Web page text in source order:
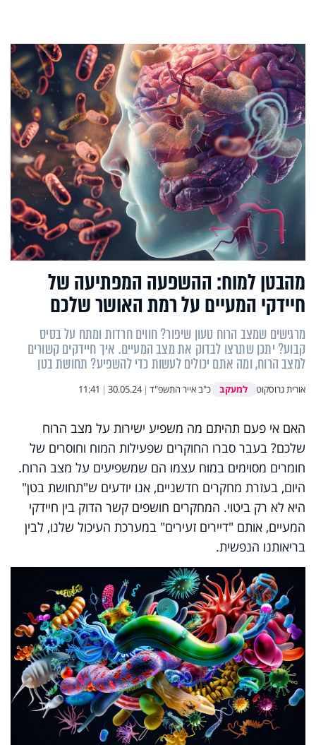
מהבטן למוח: ההשפעה המפתיעה של
חיידקי המעיים על רמת האושר שלכם
מרגישים שמצב הרוח טעון שיפור? חווים חרדות ומתח על בסיס
קבוע? יתכן שתרצו לבדוק את מצב המעיים. איך חיידקים קשורים
למצב הרוח, ומה אתם יכולים לעשות כדי להשפיע? תחושת בטן
אורית גרוסקוט למעקב כ"ב אייר התשפ"ד |
30.05.24
|
11:41
האם אי פעם תהיתם מה משפיע ישירות על מצב הרוח
שלכם? בעבר סברו החוקרים שפעילות המוח וחוסרים של
חומרים מסוימים במוח עצמו הם שמשפיעים על מצב הרוח.
היום, בעזרת מחקרים חדשניים, אנו יודעים ש"תחושת בטן"
היא לא רק ביטוי. המחקרים חושפים קשר הדוק בין חיידקי
המעיים, אותם "דיירים זעירים" במערכת העיכול שלנו, לבין
בריאותנו הנפשית.